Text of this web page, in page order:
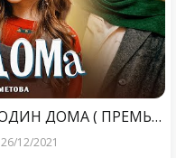
DAVA & МИЛАНА ХАМЕТОВА - ОДИН ДОМА ( ПРЕМЬЕРА КЛИПА 2021 )
26/12/2021